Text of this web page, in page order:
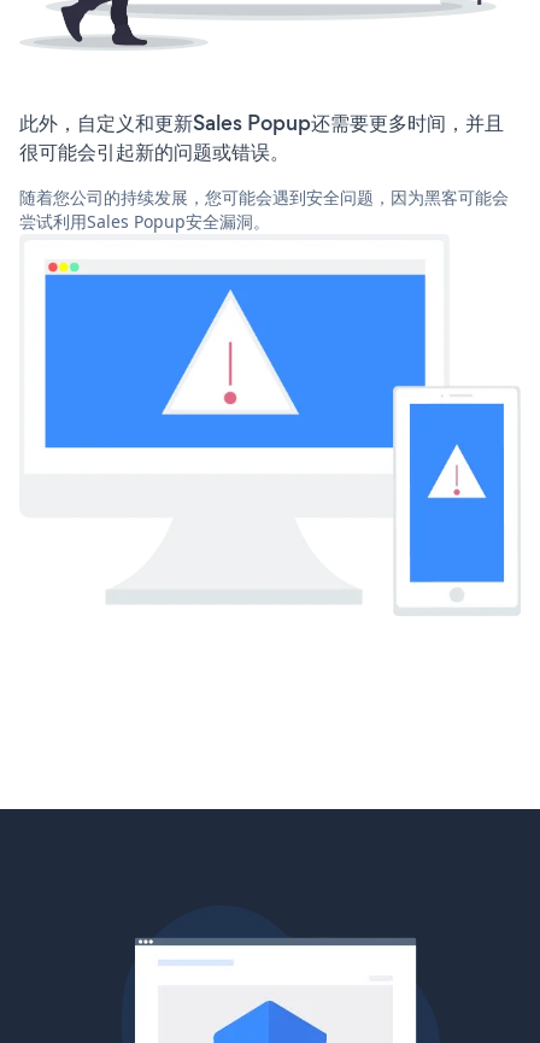
此外，自定义和更新Sales Popup还需要更多时间，并且
很可能会引起新的问题或错误。
随着您公司的持续发展，您可能会遇到安全问题，因为黑客可能会
尝试利用Sales Popup安全漏洞。